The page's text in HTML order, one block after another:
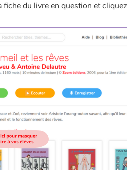
du livre en question et